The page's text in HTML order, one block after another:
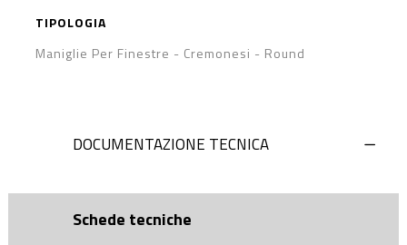
TIPOLOGIA
Maniglie Per Finestre - Cremonesi - Round
DOCUMENTAZIONE TECNICA
Schede tecniche